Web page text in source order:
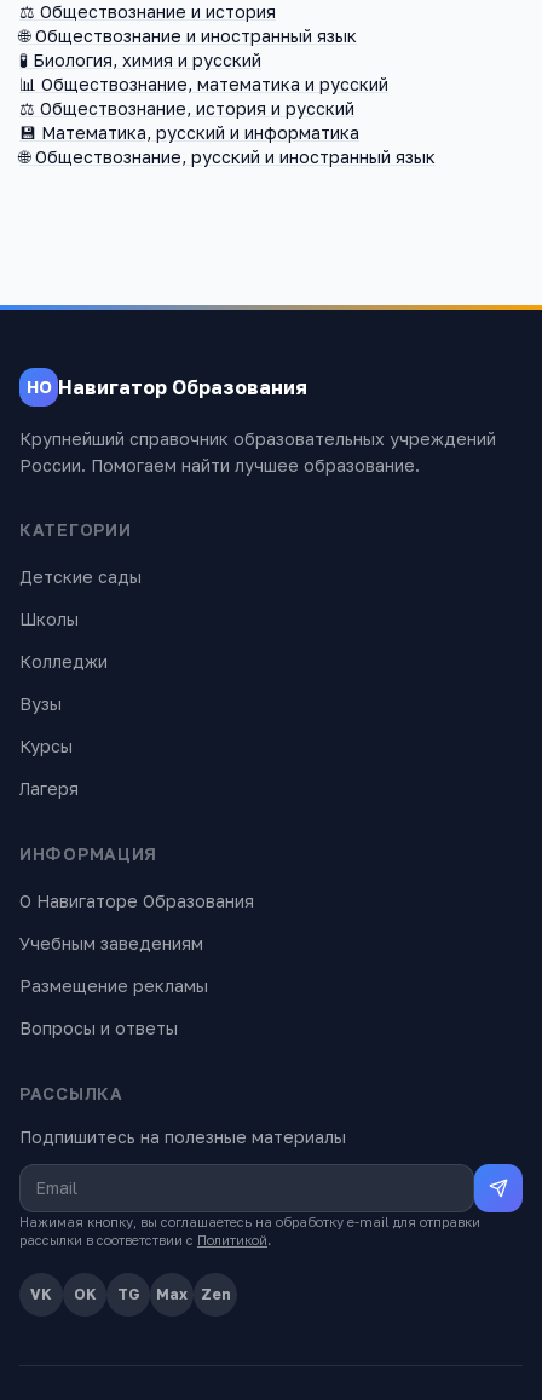
⚖️ Обществознание и история
🌐 Обществознание и иностранный язык
🧪 Биология, химия и русский
📊 Обществознание, математика и русский
⚖️ Обществознание, история и русский
💾 Математика, русский и информатика
🌐 Обществознание, русский и иностранный язык
НО Навигатор Образования
Крупнейший справочник образовательных учреждений
России. Помогаем найти лучшее образование.
КАТЕГОРИИ
Детские сады
Школы
Колледжи
Вузы
Курсы
Лагеря
ИНФОРМАЦИЯ
О Навигаторе Образования
Учебным заведениям
Размещение рекламы
Вопросы и ответы
РАССЫЛКА
Подпишитесь на полезные материалы
Нажимая кнопку, вы соглашаетесь на обработку e-mail для отправки
рассылки в соответствии с Политикой.
VK OK TG Max Zen